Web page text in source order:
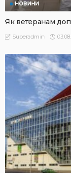
НОВИНИ
Як ветеранам
Superadmin